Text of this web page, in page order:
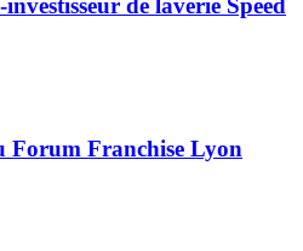
de laverie Speed
Forum Franchise Lyon